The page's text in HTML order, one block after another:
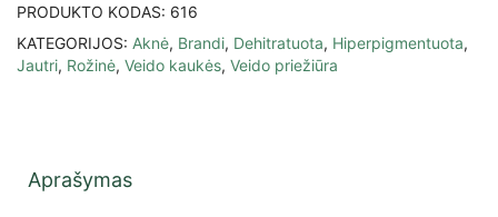
PRODUKTO KODAS: 616
KATEGORIJOS: Aknė, Brandi, Dehitratuota, Hiperpigmentuota,
Jautri, Rožinė, Veido kaukės, Veido priežiūra
Aprašymas